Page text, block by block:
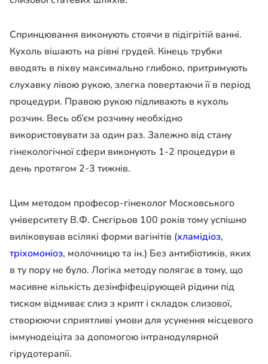
Спринцювання виконують стоячи в підігрітій ванні.
Кухоль вішають на рівні грудей. Кінець трубки
вводять в піхву максимально глибоко, притримують
слухавку лівою рукою, злегка повертаючи її в період
процедури. Правою рукою підливають в кухоль
розчин. Весь об’єм розчину необхідно
використовувати за один раз. Залежно від стану
гінекологічної сфери виконують 1-2 процедури в
день протягом 2-3 тижнів.
Цим методом професор-гінеколог Московського
університету В.Ф. Снєгірьов 100 років тому успішно
виліковував всілякі форми вагінітів (хламідіоз,
тріхомоніоз, молочницю та ін.) Без антибіотиків, яких
в ту пору не було. Логіка методу полягає в тому, що
масивне кількість дезінфіфецірующей рідини під
тиском відмиває слиз з крипт і складок слизової,
створюючи сприятливі умови для усунення місцевого
іммунодеіціта за допомогою інтранодулярной
гірудотерапії.